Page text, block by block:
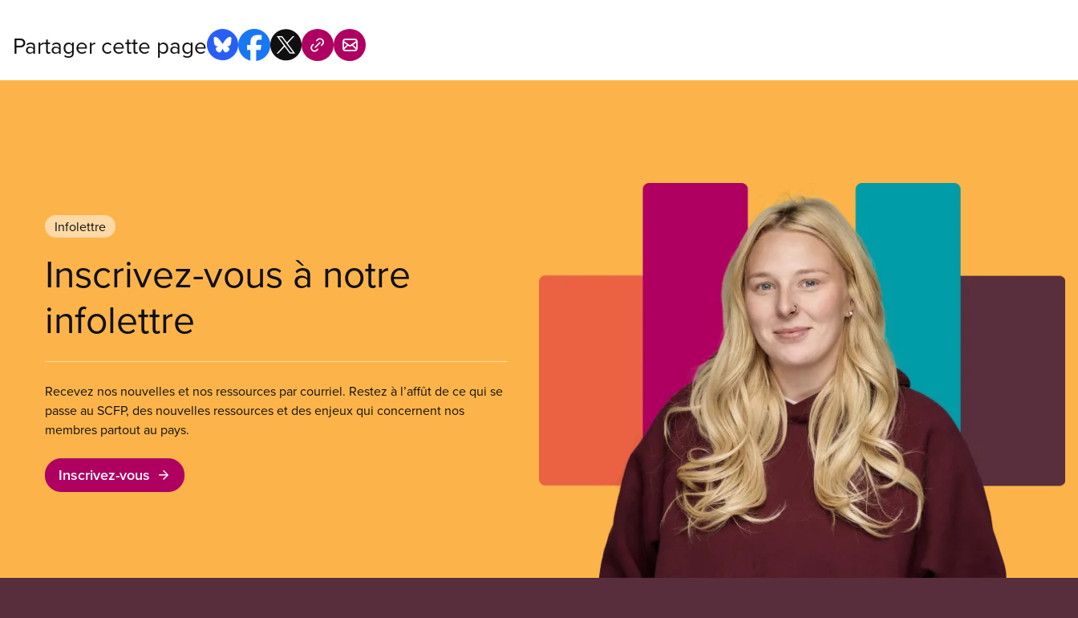
Partager cette page
Infolettre
Inscrivez-vous à notre
infolettre
Recevez nos nouvelles et nos ressources par courriel. Restez à l’affût de ce qui se
passe au SCFP, des nouvelles ressources et des enjeux qui concernent nos
membres partout au pays.
Inscrivez-vous